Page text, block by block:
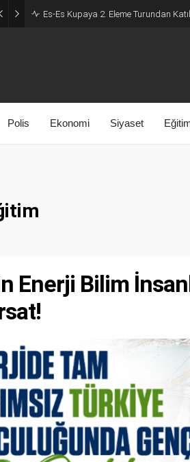
Es-Es Kupaya 2. Eleme Turundan
Polis Ekonomi Siyaset
Enerji Bilim